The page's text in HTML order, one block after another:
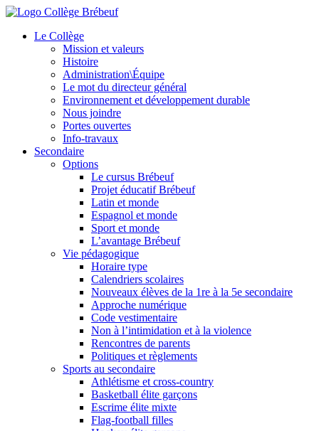
Le Collège
Mission et valeurs
Histoire
Administration\Équipe
Le mot du directeur général
Environnement et développement durable
Nous joindre
Portes ouvertes
Info-travaux
Secondaire
Options
Le cursus Brébeuf
Projet éducatif Brébeuf
Latin et monde
Espagnol et monde
Sport et monde
L’avantage Brébeuf
Vie pédagogique
Horaire type
Calendriers scolaires
Nouveaux élèves de la 1re à la 5e secondaire
Approche numérique
Code vestimentaire
Non à l’intimidation et à la violence
Rencontres de parents
Politiques et règlements
Sports au secondaire
Athlétisme et cross-country
Basketball élite garçons
Escrime élite mixte
Flag-football filles